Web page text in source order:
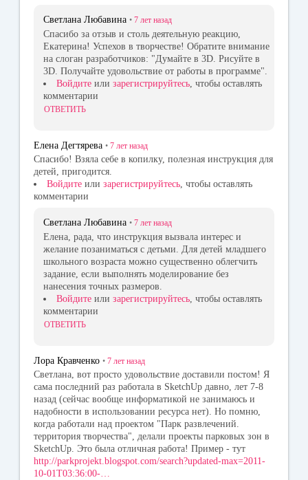
Светлана Любавина • 7 лет назад
Спасибо за отзыв и столь деятельную реакцию,
Екатерина! Успехов в творчестве! Обратите внимание
на слоган разработчиков: "Думайте в 3D. Рисуйте в
3D. Получайте удовольствие от работы в программе".
Войдите или зарегистрируйтесь , чтобы оставлять
комментарии
ОТВЕТИТЬ
Елена Дегтярева • 7 лет назад
Спасибо! Взяла себе в копилку, полезная инструкция для
детей, пригодится.
Войдите или зарегистрируйтесь, чтобы оставлять
комментарии
Светлана Любавина • 7 лет назад
Елена, рада, что инструкция вызвала интерес и
желание позаниматься с детьми. Для детей младшего
школьного возраста можно существенно облегчить
задание, если выполнять моделирование без
нанесения точных размеров.
Войдите или зарегистрируйтесь , чтобы оставлять
комментарии
ОТВЕТИТЬ
Лора Кравченко • 7 лет назад
Светлана, вот просто удовольствие доставили постом! Я
сама последний раз работала в SketchUp давно, лет 7-8
назад (сейчас вообще информатикой не занимаюсь и
надобности в использовании ресурса нет). Но помню,
когда работали над проектом "Парк развлечений.
территория творчества", делали проекты парковых зон в
SketchUp. Это была отличная работа! Пример - тут
http://parkprojekt.blogspot.com/search?updated-max=2011-
10-01T03:36:00-…